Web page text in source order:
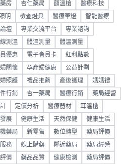
房 杏仁藥局 額溫槍 醫療科技
明 檢查燈具 醫療筆燈 智能醫療
壇 專業交流平台 專業諮詢
測溫 體溫測量 體溫測量
優惠 電子會員卡 紅利點數
關懷 孕產婦健康 公益計劃
照護 禮品推薦 產後護理 媽媽禮
行銷 杏一藥局 醫療行銷 藥局經營
定價分析 醫療器材 耳溫槍
展 健康生活 天然保健 健康生活
藥局 新零售 數位轉型 藥局評價
務 線上購藥 鄰近藥局 藥局經營
價 藥品品質 健康檢測 藥局評價